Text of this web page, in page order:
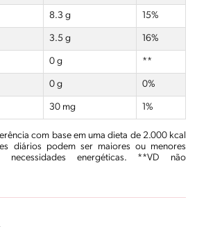
8.3 g 15%
3.5 g 16%
0 g **
0 g 0%
30 mg 1%
com base em uma dieta de 2.000 kcal
diários podem ser maiores ou menores
necessidades energéticas. **VD não